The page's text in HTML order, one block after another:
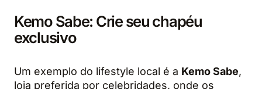
Kemo Sabe: Crie seu chapéu
exclusivo
Um exemplo do lifestyle local é a Kemo Sabe,
loja preferida por celebridades, onde os